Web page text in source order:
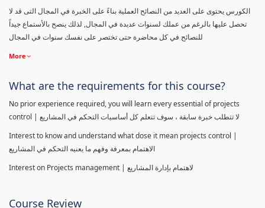
الكورس يحتوى على العديد من النصائح العملية بناءً على الخبرة في المجال التى قد لا
تحصل عليها بالرغم من عملك لسنوات عديدة في المجال, لذلك ينصح بالأستماع جيداً
للنصائح في كل محاضرة حتى تختصر على نفسك سنوات في المجال
More
What are the requirements for this course?
No prior experience required, you will learn every essential of projects
control | لا تتطلب خبرة سابقة ، سوف تتعلم كل أساسيات التحكم في المشاريع
Interest to know and understand what dose it mean projects control |
الاهتمام بمعرفة وفهم ما يعنيه التحكم في المشاريع
Interest on Projects management | لاهتمام بإدارة المشاريع
Course Review